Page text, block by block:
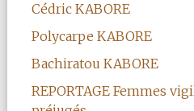
Cédric KABORE
Polycarpe KABORE
Bachiratou KABORE
REPORTAGE Femmes